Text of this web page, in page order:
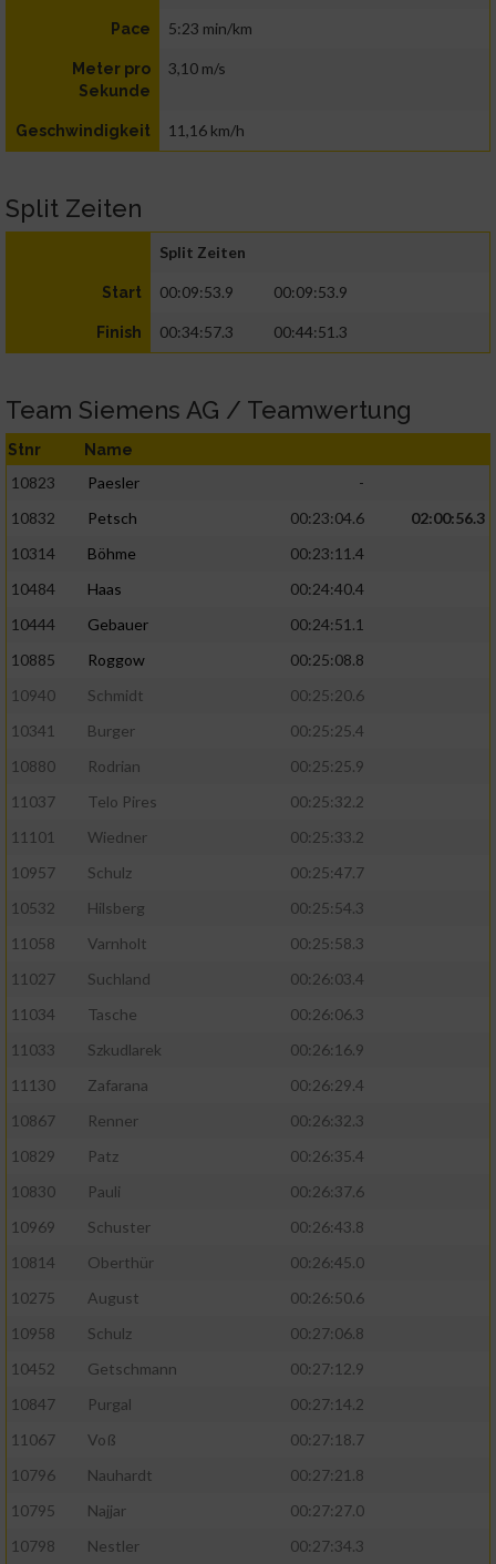
Pace 5:23 min/km
Meter pro
Sekunde
3,10 m/s
Geschwindigkeit 11,16 km/h
Split Zeiten
Split Zeiten
Start 00:09:53.9 00:09:53.9
Finish 00:34:57.3 00:44:51.3
Team Siemens AG / Teamwertung
Stnr Name
10823 Paesler
-
10832
Petsch 00:23:04.6
02:00:56.3
10314
Böhme
00:23:11.4
10484
Haas
00:24:40.4
10444
Gebauer
00:24:51.1
10885
Roggow
00:25:08.8
10940
Schmidt
00:25:20.6
10341
Burger
00:25:25.4
10880
Rodrian
00:25:25.9
11037
Telo Pires
00:25:32.2
11101
Wiedner
00:25:33.2
10957
Schulz
00:25:47.7
10532
Hilsberg
00:25:54.3
11058
Varnholt
00:25:58.3
11027
Suchland
00:26:03.4
11034
Tasche
00:26:06.3
11033
Szkudlarek
00:26:16.9
11130
Zafarana
00:26:29.4
10867
Renner
00:26:32.3
10829
Patz
00:26:35.4
10830
Pauli
00:26:37.6
10969
Schuster
00:26:43.8
10814
Oberthür
00:26:45.0
10275
August
00:26:50.6
10958
Schulz
00:27:06.8
10452
Getschmann
00:27:12.9
10847
Purgal
00:27:14.2
11067
Voß
00:27:18.7
10796
Nauhardt
00:27:21.8
10795
Najjar
00:27:27.0
10798
Nestler
00:27:34.3